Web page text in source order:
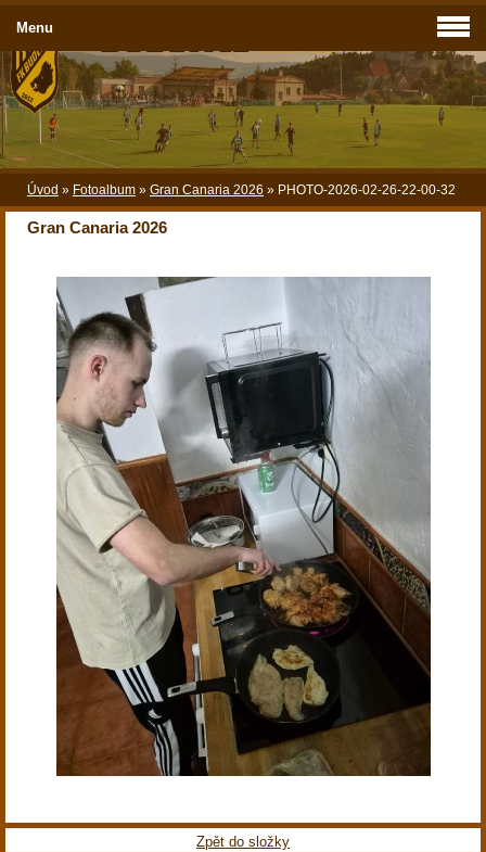
Úvod » Fotoalbum » Gran Canaria 2026 » PHOTO-2026-02-26-22-00-32
Gran Canaria 2026
Zpět do složky
Menu